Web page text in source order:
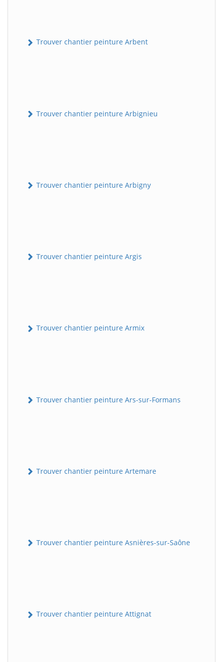
Trouver chantier peinture Arbent
Trouver chantier peinture Arbignieu
Trouver chantier peinture Arbigny
Trouver chantier peinture Argis
Trouver chantier peinture Armix
Trouver chantier peinture Ars-sur-Formans
Trouver chantier peinture Artemare
Trouver chantier peinture Asnières-sur-Saône
Trouver chantier peinture Attignat